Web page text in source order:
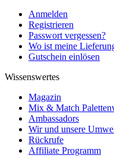
Anmelden
Registrieren
Passwort vergessen?
Wo ist meine
Gutschein einlösen
Wissenswertes
Magazin
Mix & Match
Ambassadors
Wir und unsere
Rückrufe
Affiliate Programm